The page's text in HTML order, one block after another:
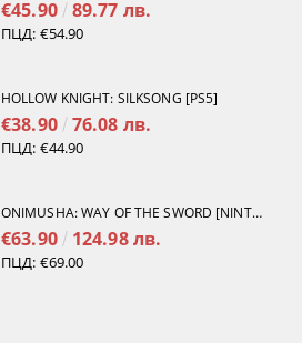
€45.90 89.77 лв.
ПЦД: €54.90
HOLLOW KNIGHT: SILKSONG [PS5]
€38.90 76.08 лв.
ПЦД: €44.90
ONIMUSHA: WAY OF THE SWORD [NINTENDO SWITCH 2]
€63.90 124.98 лв.
ПЦД: €69.00